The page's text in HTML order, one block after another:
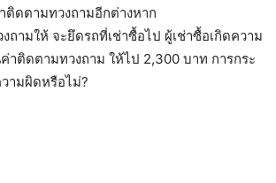
ติดตามทวงถามอีกต่างหาก
ถามให้ จะยึดรถที่เช่าซื้อไป ผู้เช่าซื้อเกิดความ
าติดตามทวงถาม ให้ไป 2,300 บาท การกระ
ามผิดหรือไม่?